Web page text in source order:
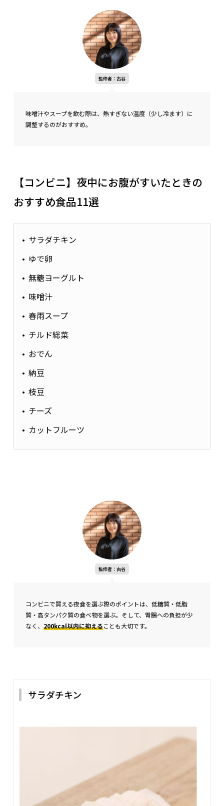
監修者：古谷
味噌汁やスープを飲む際は、熱すぎない温度（少し冷ます）に
調整するのがおすすめ。
【コンビニ】夜中にお腹がすいたときの
おすすめ食品11選
サラダチキン
ゆで卵
無糖ヨーグルト
味噌汁
春雨スープ
チルド総菜
おでん
納豆
枝豆
チーズ
カットフルーツ
監修者：古谷
コンビニで買える夜食を選ぶ際のポイントは、低糖質・低脂
質・高タンパク質の食べ物を選ぶ。そして、胃腸への負担が少
なく、 200kcal以内に抑えることも大切です。
サラダチキン